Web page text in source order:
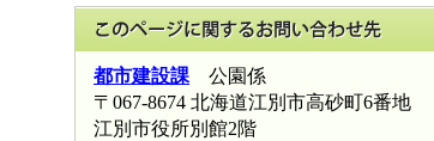
都市建設課 公園係
〒067-8674 北海道江別市高砂町6番地
江別市役所別館2階